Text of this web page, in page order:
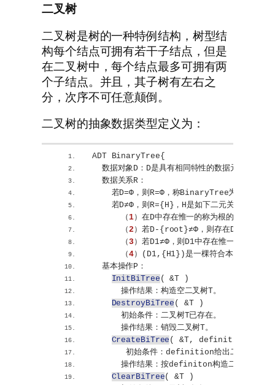
二叉树
二叉树是树的一种特例结构，树型结
构每个结点可拥有若干子结点，但是
在二叉树中，每个结点最多可拥有两
个子结点。并且，其子树有左右之
分，次序不可任意颠倒。
二叉树的抽象数据类型定义为：
ADT BinaryTree{
数据对象D：D是具有相同特性的数据元素的集合
  数据关系R：
若D=Φ，则R=Φ，称BinaryTree为空二叉树
    若D≠Φ，则R=
{ H } ，H是如下二元关系；
      （
1）在D中存在惟一的称为根的数据元素
      （
2 ）若D- { root }≠Φ，则存在D-
      （
3 ）若D1≠Φ，则D1中存在惟一的元素x1
      （
4） ( D1, { H1 })是一棵符合本定义的二
  基本操作P：
InitBiTree ( &T
)
      操作结果：构造空二叉树T。
DestroyBiTree ( &T
)
      初始条件：二叉树T已存在。
      操作结果：销毁二叉树T。
CreateBiTree ( &T, definition
初始条件：definition给出二叉树T的定
      操作结果：按definiton构造二叉树T。
ClearBiTree( &T
)